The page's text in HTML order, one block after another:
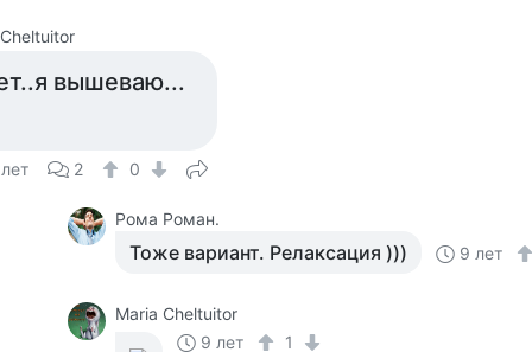
вышеваю...
2 0
Рома Роман.
Тоже вариант. Релаксация ))) 9 лет
Maria Cheltuitor
9 лет
1